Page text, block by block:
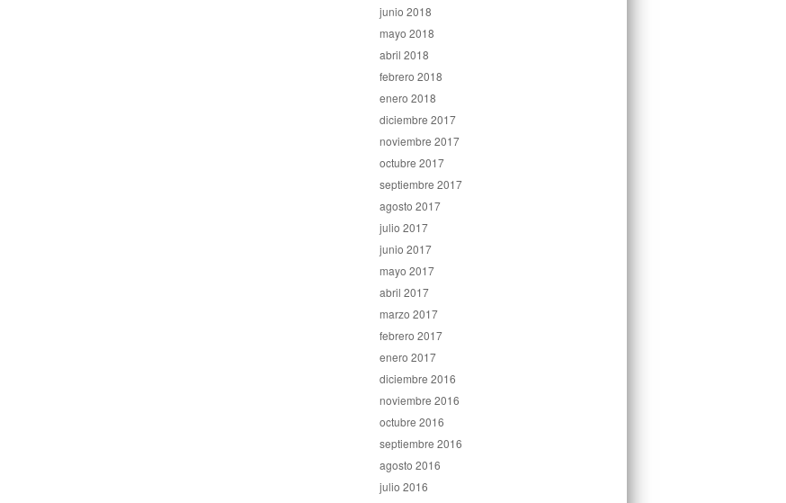
junio 2018
mayo 2018
abril 2018
febrero 2018
enero 2018
diciembre 2017
noviembre 2017
octubre 2017
septiembre 2017
agosto 2017
julio 2017
junio 2017
mayo 2017
abril 2017
marzo 2017
febrero 2017
enero 2017
diciembre 2016
noviembre 2016
octubre 2016
septiembre 2016
agosto 2016
julio 2016